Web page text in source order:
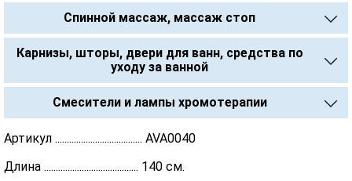
Спинной массаж, массаж стоп
Карнизы, шторы, двери для ванн, средства по
уходу за ванной
Смесители и лампы хромотерапии
Артикул ..................................... AVA0040
Длина ........................................ 140 см.